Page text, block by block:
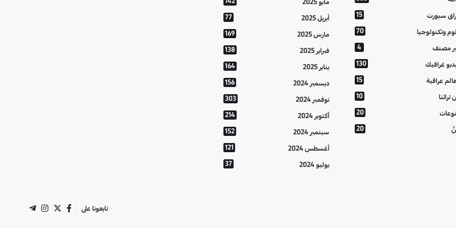
سبورت 15
وتكنولوجيا 70
مصنف 4
غرافيك 130
عراقية 15
تراثنا 10
20
20
أبريل 2025 77
مارس 2025 169
فبراير 2025 138
يناير 2025 164
ديسمبر 2024 156
نوفمبر 2024 303
أكتوبر 2024 214
سبتمبر 2024 152
أغسطس 2024 121
يوليو 2024 37
تابعونا على